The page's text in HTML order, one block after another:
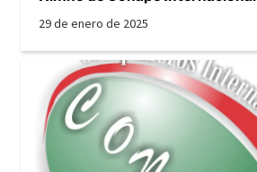
29 de enero de 2025